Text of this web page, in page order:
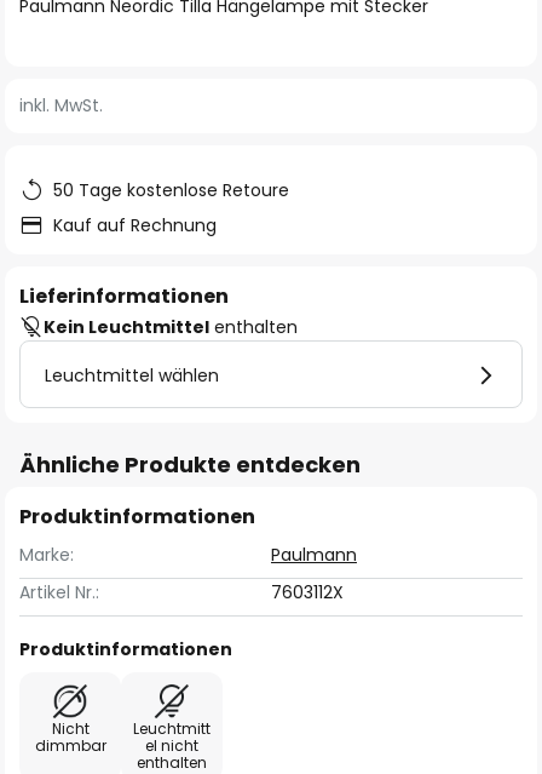
springen
Paulmann Neordic Tilla Hängelampe mit Stecker
inkl. MwSt.
50 Tage kostenlose Retoure
Kauf auf Rechnung
Lieferinformationen
Kein Leuchtmittel enthalten
Leuchtmittel wählen
Ähnliche Produkte entdecken
Produktinformationen
Marke:
Paulmann
Artikel Nr.:
7603112X
Produktinformationen
Nicht
dimmbar
Leuchtmitt
el nicht
enthalten